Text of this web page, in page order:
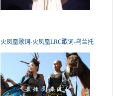
火凤凰歌词-火凤凰LRC歌词-乌兰托